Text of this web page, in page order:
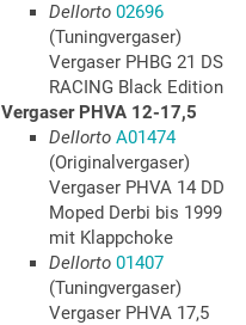
Dellorto 02696
(Tuningvergaser)
Vergaser PHBG 21 DS
RACING Black Edition
Vergaser PHVA 12-17,5
Dellorto A01474
(Originalvergaser)
Vergaser PHVA 14 DD
Moped Derbi bis 1999
mit Klappchoke
Dellorto 01407
(Tuningvergaser)
Vergaser PHVA 17,5